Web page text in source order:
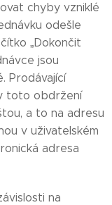
chyby vzniklé
odešle
„Dokončit
jsou
Prodávající
toto obdržení
a to na adresu
v uživatelském
adresa
na